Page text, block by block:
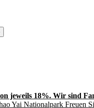
jeweils 18%. Wir sind
Yai Nationalpark Freuen